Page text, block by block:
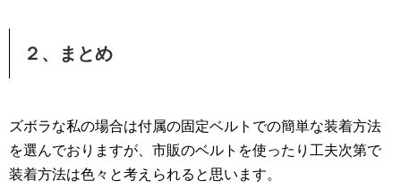
２、まとめ
ズボラな私の場合は付属の固定ベルトでの簡単な装着方法
を選んでおりますが、市販のベルトを使ったり工夫次第で
装着方法は色々と考えられると思います。